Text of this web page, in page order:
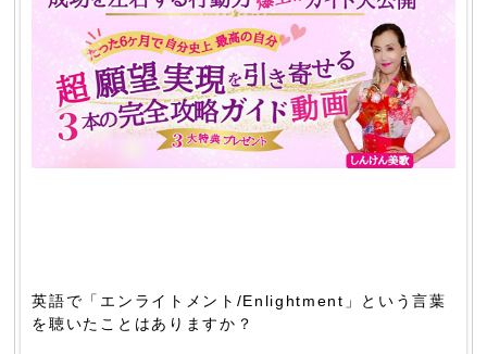
英語で「エンライトメント/Enlightment」という言葉
を聴いたことはありますか？